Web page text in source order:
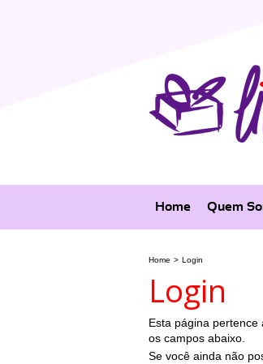
Home Quem
Home > Login
Login
Esta página
os campos abaixo.
Se você ainda não